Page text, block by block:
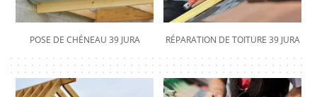
POSE DE CHÉNEAU 39 JURA RÉPARATION DE TOITURE 39 JURA